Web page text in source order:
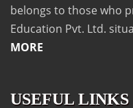
belongs to those who
Education Pvt. Ltd.
MORE
USEFUL LINKS